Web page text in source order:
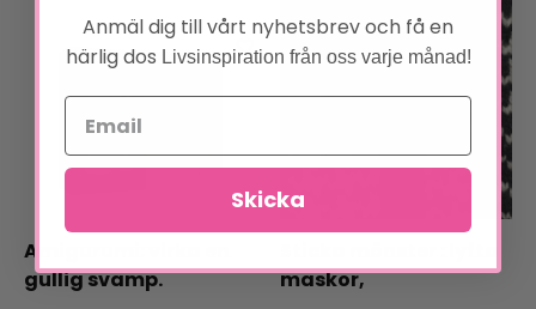
Amigurumi: virka en
gullig svamp.
maskor,
Anmäl dig till vårt nyhetsbrev och få en
härlig dos Livsinspiration från oss varje månad!
Skicka